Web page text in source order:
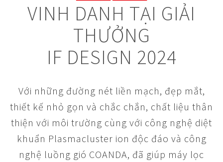
VINH DANH TẠI GIẢI
THƯỞNG
IF DESIGN 2024
Với những đường nét liền mạch, đẹp mắt,
thiết kế nhỏ gọn và chắc chắn, chất liệu thân
thiện với môi trường cùng với công nghệ diệt
khuẩn Plasmacluster ion độc đáo và công
nghệ luồng gió COANDA, đã giúp máy lọc